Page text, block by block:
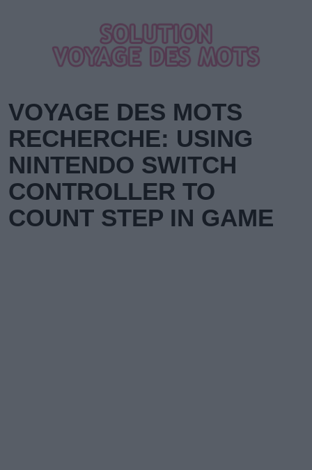
VOYAGE DES MOTS
RECHERCHE: USING
NINTENDO SWITCH
CONTROLLER TO
COUNT STEP IN GAME